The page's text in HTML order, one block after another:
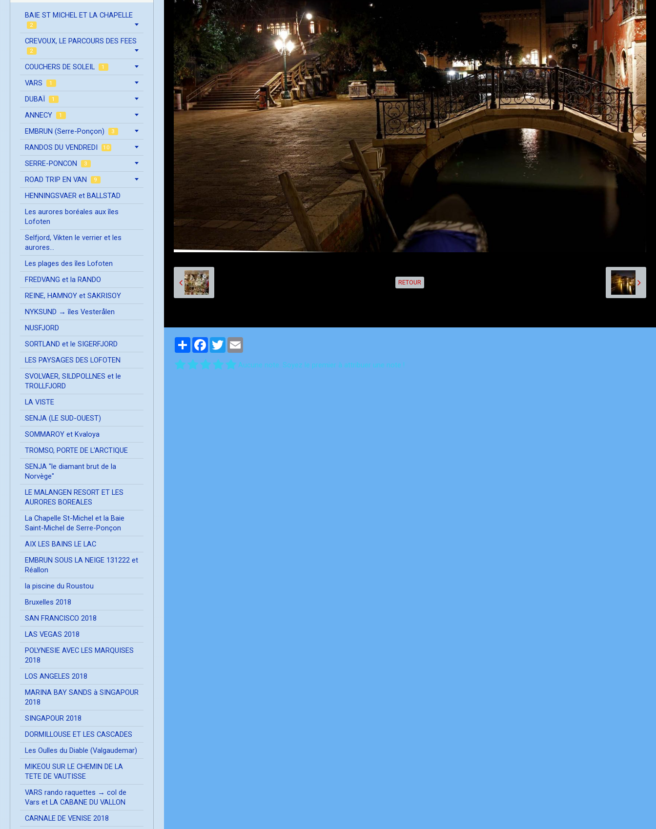
RETOUR
PartagerFacebook
Twitter
Aucune note. Soyez le premier à attribuer une note !
BAIE ST MICHEL ET LA CHAPELLE
2
CREVOUX, LE PARCOURS DES FEES
2
COUCHERS DE SOLEIL 1
VARS 1
DUBAÏ 1
ANNECY 1
EMBRUN (Serre-Ponçon) 3
RANDOS DU VENDREDI 10
SERRE-PONCON 3
ROAD TRIP EN VAN 9
HENNINGSVAER et BALLSTAD
Les aurores boréales aux îles
Lofoten
Selfjord, Vikten le verrier et les
aurores...
Les plages des îles Lofoten
FREDVANG et la RANDO
REINE, HAMNOY et SAKRISOY
NYKSUND → îles Vesterålen
NUSFJORD
SORTLAND et le SIGERFJORD
LES PAYSAGES DES LOFOTEN
SVOLVAER, SILDPOLLNES et le
TROLLFJORD
LA VISTE
SENJA (LE SUD-OUEST)
SOMMAROY et Kvaloya
TROMSO, PORTE DE L'ARCTIQUE
SENJA "le diamant brut de la
Norvège"
LE MALANGEN RESORT ET LES
AURORES BOREALES
La Chapelle St-Michel et la Baie
Saint-Michel de Serre-Ponçon
AIX LES BAINS LE LAC
EMBRUN SOUS LA NEIGE 131222 et
Réallon
la piscine du Roustou
Bruxelles 2018
SAN FRANCISCO 2018
LAS VEGAS 2018
POLYNESIE AVEC LES MARQUISES
2018
LOS ANGELES 2018
MARINA BAY SANDS à SINGAPOUR
2018
SINGAPOUR 2018
DORMILLOUSE ET LES CASCADES
Les Oulles du Diable (Valgaudemar)
MIKEOU SUR LE CHEMIN DE LA
TETE DE VAUTISSE
VARS rando raquettes → col de
Vars et LA CABANE DU VALLON
CARNALE DE VENISE 2018